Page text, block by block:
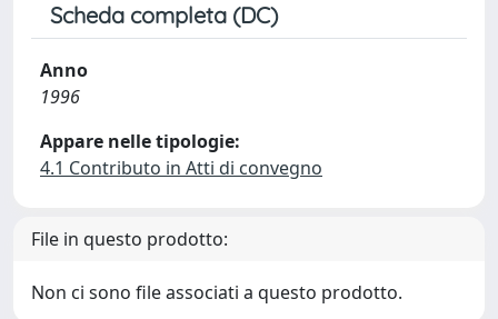
Scheda completa (DC)
Anno
1996
Appare nelle tipologie:
4.1 Contributo in Atti di convegno
File in questo prodotto:
Non ci sono file associati a questo prodotto.